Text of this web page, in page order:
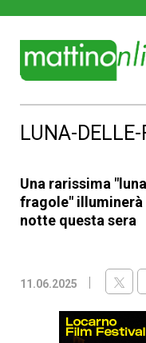
LUNA-
Una rarissima
fragole" illuminerà
notte questa sera
11.06.2025